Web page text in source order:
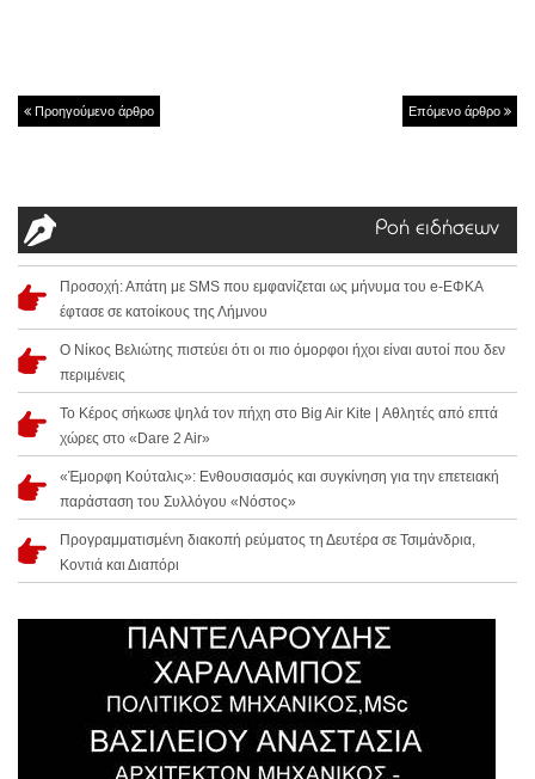
Προηγούμενο άρθρο Επόμενο άρθρο
Ροή ειδήσεων
Προσοχή: Απάτη με SMS που εμφανίζεται ως μήνυμα του e-ΕΦΚΑ
έφτασε σε κατοίκους της Λήμνου
Ο Νίκος Βελιώτης πιστεύει ότι οι πιο όμορφοι ήχοι είναι αυτοί που δεν
περιμένεις
Το Κέρος σήκωσε ψηλά τον πήχη στο Big Air Kite | Αθλητές από επτά
χώρες στο «Dare 2 Air»
«Έμορφη Κούταλις»: Ενθουσιασμός και συγκίνηση για την επετειακή
παράσταση του Συλλόγου «Νόστος»
Προγραμματισμένη διακοπή ρεύματος τη Δευτέρα σε Τσιμάνδρια,
Κοντιά και Διαπόρι